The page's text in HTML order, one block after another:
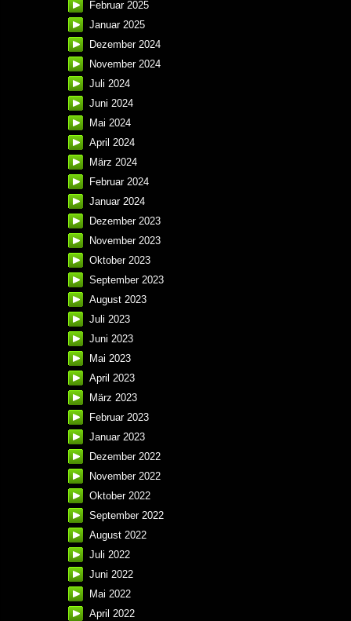
Februar 2025
Januar 2025
Dezember 2024
November 2024
Juli 2024
Juni 2024
Mai 2024
April 2024
März 2024
Februar 2024
Januar 2024
Dezember 2023
November 2023
Oktober 2023
September 2023
August 2023
Juli 2023
Juni 2023
Mai 2023
April 2023
März 2023
Februar 2023
Januar 2023
Dezember 2022
November 2022
Oktober 2022
September 2022
August 2022
Juli 2022
Juni 2022
Mai 2022
April 2022